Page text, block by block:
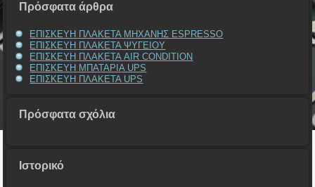
Πρόσφατα άρθρα
ΕΠΙΣΚΕΥΗ ΠΛΑΚΕΤΑ ΜΗΧΑΝΗΣ ESPRESSO
ΕΠΙΣΚΕΥΗ ΠΛΑΚΕΤΑ ΨΥΓΕΙΟΥ
ΕΠΙΣΚΕΥΗ ΠΛΑΚΕΤΑ AIR CONDITION
ΕΠΙΣΚΕΥΗ ΜΠΑΤΑΡΙΑ UPS
ΕΠΙΣΚΕΥΗ ΠΛΑΚΕΤΑ UPS
Πρόσφατα σχόλια
Ιστορικό